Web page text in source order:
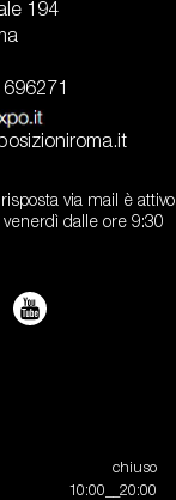
194
risposta via mail è attivo
dalle ore 9:30
chiuso
10:00__20:00